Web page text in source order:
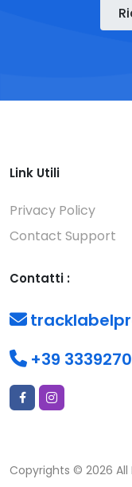
Link Utili
Privacy Policy
Contact Support
Contatti :
+39
Copyrights © 2026 All